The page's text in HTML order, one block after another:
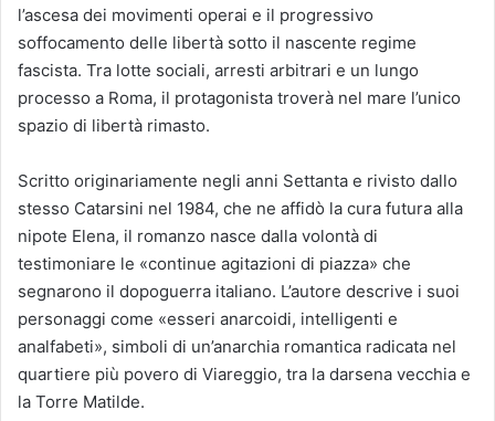
l’ascesa dei movimenti operai e il progressivo
soffocamento delle libertà sotto il nascente regime
fascista. Tra lotte sociali, arresti arbitrari e un lungo
processo a Roma, il protagonista troverà nel mare l’unico
spazio di libertà rimasto.
Scritto originariamente negli anni Settanta e rivisto dallo
stesso Catarsini nel 1984, che ne affidò la cura futura alla
nipote Elena, il romanzo nasce dalla volontà di
testimoniare le «continue agitazioni di piazza» che
segnarono il dopoguerra italiano. L’autore descrive i suoi
personaggi come «esseri anarcoidi, intelligenti e
analfabeti», simboli di un’anarchia romantica radicata nel
quartiere più povero di Viareggio, tra la darsena vecchia e
la Torre Matilde.